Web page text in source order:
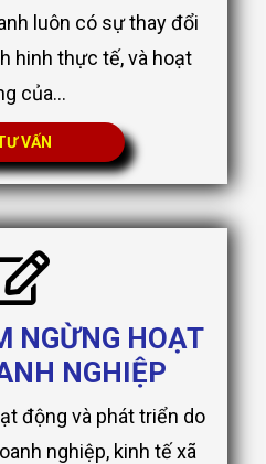
luôn có sự thay đổi
hinh thực tế, và hoạt
của...
VẤN
NGỪNG HOẠT
NGHIỆP
động và phát triển do
nghiệp, kinh tế xã